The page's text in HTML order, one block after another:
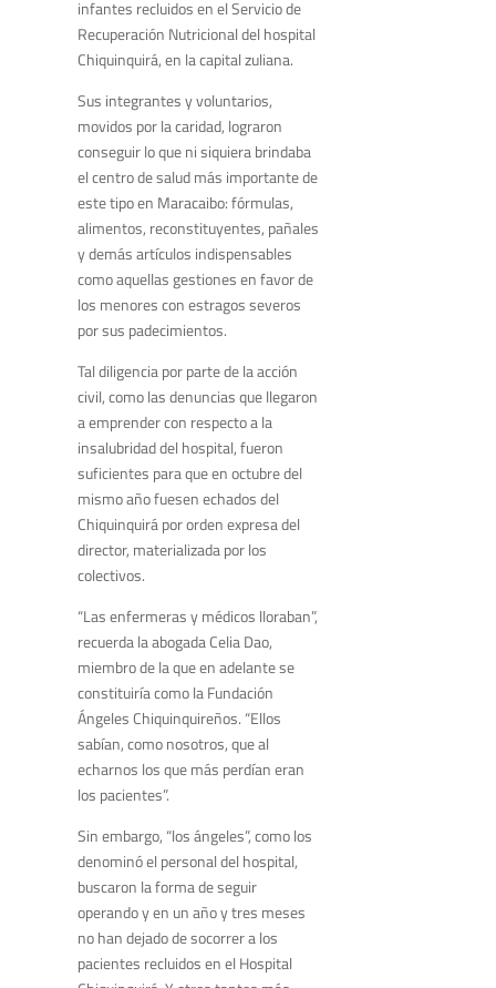
infantes recluidos en el Servicio de
Recuperación Nutricional del hospital
Chiquinquirá, en la capital zuliana.
Sus integrantes y voluntarios,
movidos por la caridad, lograron
conseguir lo que ni siquiera brindaba
el centro de salud más importante de
este tipo en Maracaibo: fórmulas,
alimentos, reconstituyentes, pañales
y demás artículos indispensables
como aquellas gestiones en favor de
los menores con estragos severos
por sus padecimientos.
Tal diligencia por parte de la acción
civil, como las denuncias que llegaron
a emprender con respecto a la
insalubridad del hospital, fueron
suficientes para que en octubre del
mismo año fuesen echados del
Chiquinquirá por orden expresa del
director, materializada por los
colectivos.
“Las enfermeras y médicos lloraban”,
recuerda la abogada Celia Dao,
miembro de la que en adelante se
constituiría como la Fundación
Ángeles Chiquinquireños. “Ellos
sabían, como nosotros, que al
echarnos los que más perdían eran
los pacientes”.
Sin embargo, “los ángeles”, como los
denominó el personal del hospital,
buscaron la forma de seguir
operando y en un año y tres meses
no han dejado de socorrer a los
pacientes recluidos en el Hospital